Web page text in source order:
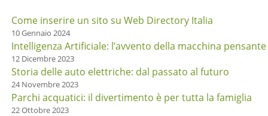
Come inserire un sito su Web Directory Italia
10 Gennaio 2024
Intelligenza Artificiale: l’avvento della macchina pensante
12 Dicembre 2023
Storia delle auto elettriche: dal passato al futuro
24 Novembre 2023
Parchi acquatici: il divertimento è per tutta la famiglia
22 Ottobre 2023